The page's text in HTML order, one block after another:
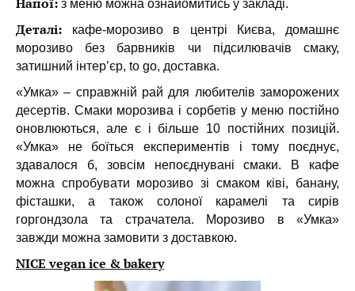
з меню можна ознайомитись у закладі.
Деталі: кафе-морозиво в центрі Києва, домашнє
морозиво без барвників чи підсилювачів смаку,
затишний інтер’єр, to go, доставка.
«Умка» – справжній рай для любителів заморожених
десертів. Смаки морозива і сорбетів у меню постійно
оновлюються, але є і більше 10 постійних позицій.
«Умка» не боїться експериментів і тому поєднує,
здавалося б, зовсім непоєднувані смаки. В кафе
можна спробувати морозиво зі смаком ківі, банану,
фісташки, а також солоної карамелі та сирів
горгондзола та страчатела. Морозиво в «Умка»
завжди можна замовити з доставкою.
NICE vegan ice & bakery